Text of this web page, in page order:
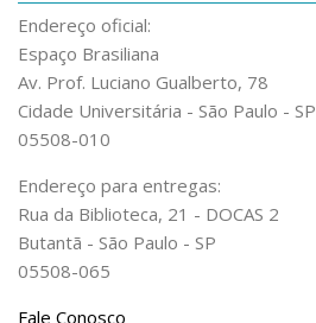
Endereço oficial:
Espaço Brasiliana
Av. Prof. Luciano Gualberto, 78
Cidade Universitária - São Paulo - SP
05508-010
Endereço para entregas:
Rua da Biblioteca, 21 - DOCAS 2
Butantã - São Paulo - SP
05508-065
Fale Conosco